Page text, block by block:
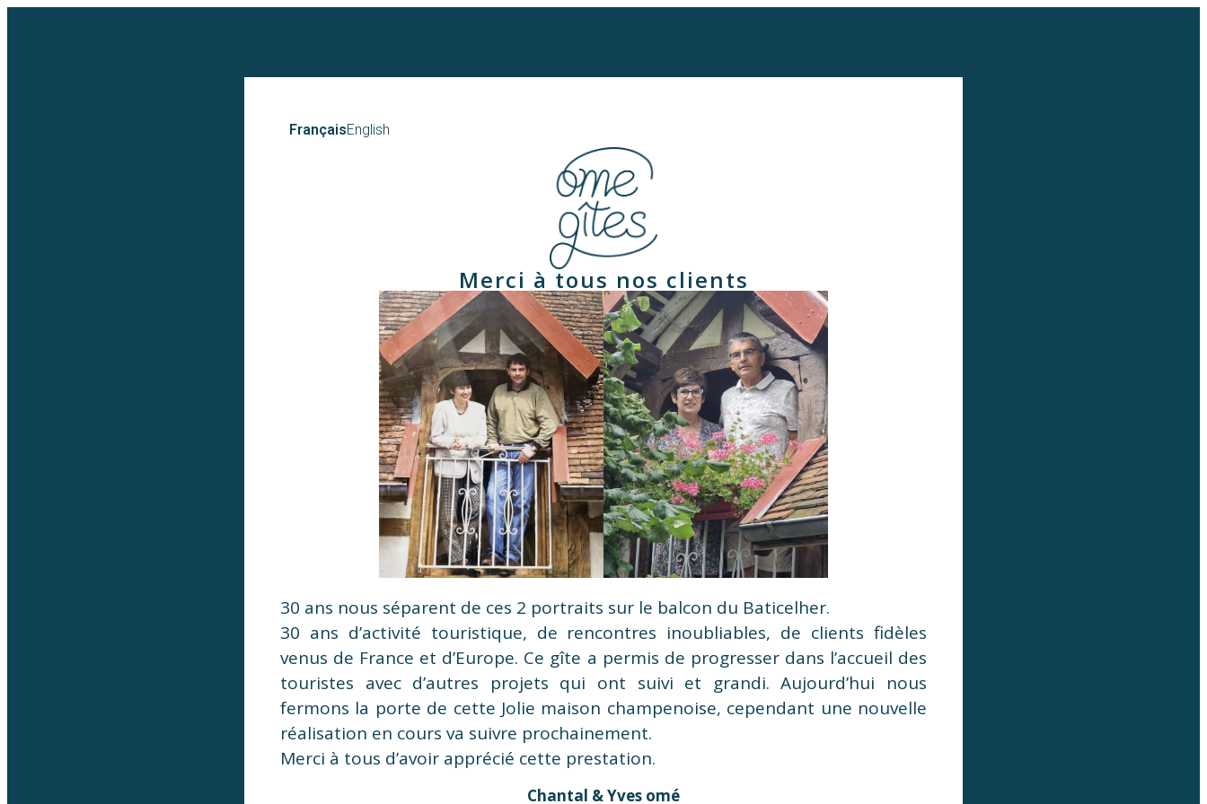
FrançaisEnglish
Merci à tous nos clients
30 ans nous séparent de ces 2 portraits sur le balcon du Baticelher.
30 ans d’activité touristique, de rencontres inoubliables, de clients fidèles
venus de France et d’Europe. Ce gîte a permis de progresser dans l’accueil des
touristes avec d’autres projets qui ont suivi et grandi. Aujourd’hui nous
fermons la porte de cette Jolie maison champenoise, cependant une nouvelle
réalisation en cours va suivre prochainement.
Merci à tous d’avoir apprécié cette prestation.
Chantal & Yves omé